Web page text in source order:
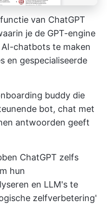
van ChatGPT
je de GPT-engine
chatbots te maken
en gespecialiseerde
buddy die
bot, chat met
antwoorden geeft
ChatGPT zelfs
hun
en LLM's te
zelfverbetering'